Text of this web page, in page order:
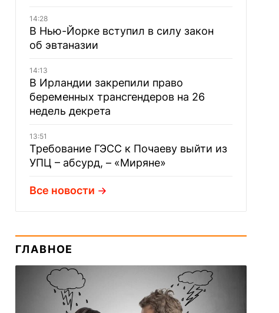
14:28
В Нью-Йорке вступил в силу закон
об эвтаназии
14:13
В Ирландии закрепили право
беременных трансгендеров на 26
недель декрета
13:51
Требование ГЭСС к Почаеву выйти из
УПЦ – абсурд, – «Миряне»
Все новости
ГЛАВНОЕ